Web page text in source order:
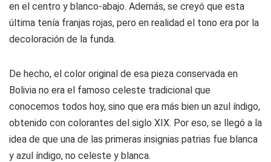
en el centro y blanco-abajo. Además, se creyó que esta
última tenía franjas rojas, pero en realidad el tono era por la
decoloración de la funda.
De hecho, el color original de esa pieza conservada en
Bolivia no era el famoso celeste tradicional que
conocemos todos hoy, sino que era más bien un azul índigo,
obtenido con colorantes del siglo XIX. Por eso, se llegó a la
idea de que una de las primeras insignias patrias fue blanca
y azul índigo, no celeste y blanca.